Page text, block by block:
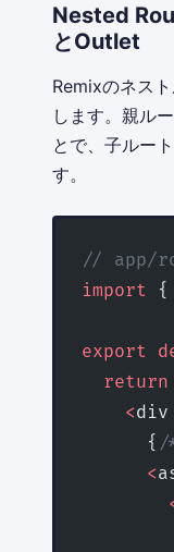
Nested
とOutlet
Remixのネス
します。親ル
とで、子ルー
す。
// app/
import {
export
  return
    <
div
      {
/
      <